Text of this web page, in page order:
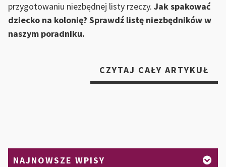
przygotowaniu niezbędnej listy rzeczy. Jak spakować
dziecko na kolonię? Sprawdź listę niezbędników w
naszym poradniku.
CZYTAJ CAŁY ARTYKUŁ
NAJNOWSZE WPISY